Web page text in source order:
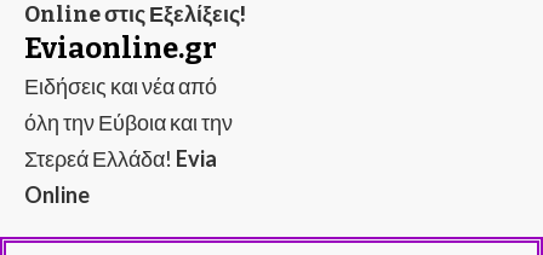
Online στις Εξελίξεις!
Eviaonline.gr
Ειδήσεις και νέα από
όλη την Εύβοια και την
Στερεά Ελλάδα! Evia
Online